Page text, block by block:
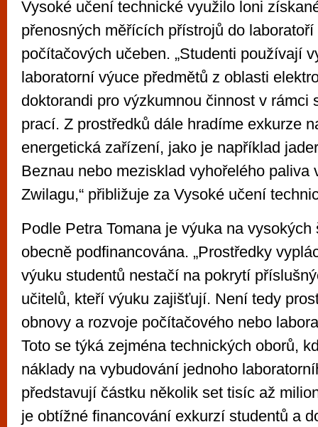
Vysoké učení technické využilo loni
přenosných měřících přístrojů do
počítačových učeben. „Studenti používají
laboratorní výuce předmětů z oblasti
doktorandi pro výzkumnou činnost v rámci
prací. Z prostředků dále hradíme exkurze
energetická zařízení, jako je například
Beznau nebo mezisklad vyhořelého paliva
Zwilagu,“ přibližuje za Vysoké učení
Podle Petra Tomana je výuka na vysokých
obecně podfinancována. „Prostředky
výuku studentů nestačí na pokrytí
učitelů, kteří výuku zajišťují. Není tedy
obnovy a rozvoje počítačového nebo
Toto se týká zejména technických oborů,
náklady na vybudování jednoho
představují částku několik set tisíc až
je obtížné financování exkurzí studentů a